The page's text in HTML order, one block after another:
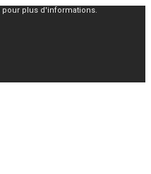
pour plus d'informations.